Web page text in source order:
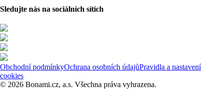
Sledujte nás na sociálních sítích
Obchodní podmínkyOchrana osobních údajůPravidla a nastavení
cookies
© 2026 Bonami.cz, a.s. Všechna práva vyhrazena.